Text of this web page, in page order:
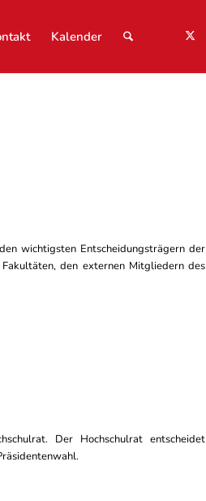
Kalender
wichtigsten Entscheidungsträgern der
den externen Mitgliedern des
Der Hochschulrat entscheidet